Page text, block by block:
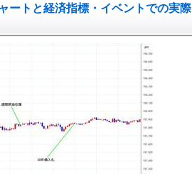
ートと経済指標・イベントでの実際